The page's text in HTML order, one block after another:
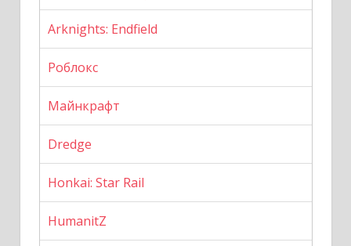
Arknights: Endfield
Роблокс
Майнкрафт
Dredge
Honkai: Star Rail
HumanitZ